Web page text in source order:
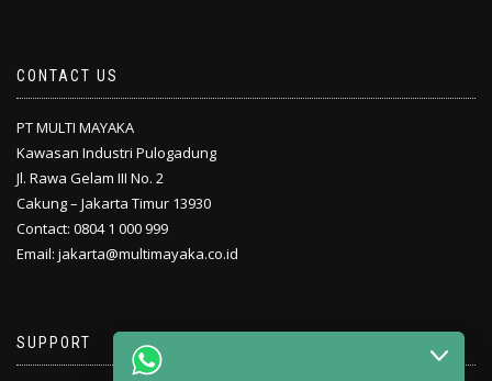
CONTACT US
PT MULTI MAYAKA
Kawasan Industri Pulogadung
Jl. Rawa Gelam III No. 2
Cakung – Jakarta Timur 13930
Contact: 0804 1 000 999
Email: jakarta@multimayaka.co.id
SUPPORT